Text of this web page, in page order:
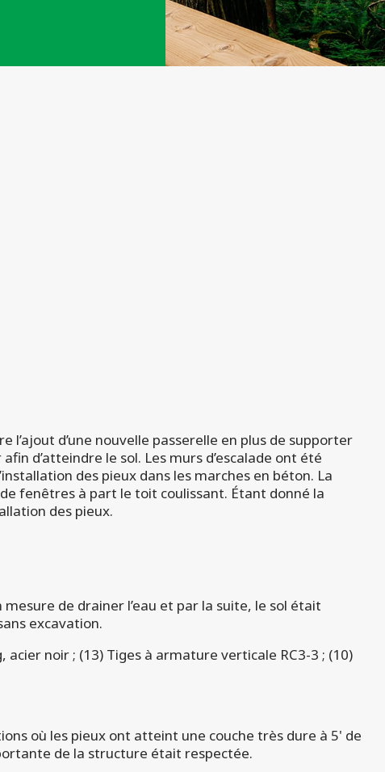
l’ajout d’une nouvelle passerelle en plus de supporter
d’atteindre le sol. Les murs d’escalade ont été
des pieux dans les marches en béton. La
fenêtres à part le toit coulissant. Étant donné la
des pieux.
de drainer l’eau et par la suite, le sol était
excavation.
acier noir ; (13) Tiges à armature verticale RC3-3 ; (10)
où les pieux ont atteint une couche très dure à 5' de
de la structure était respectée.